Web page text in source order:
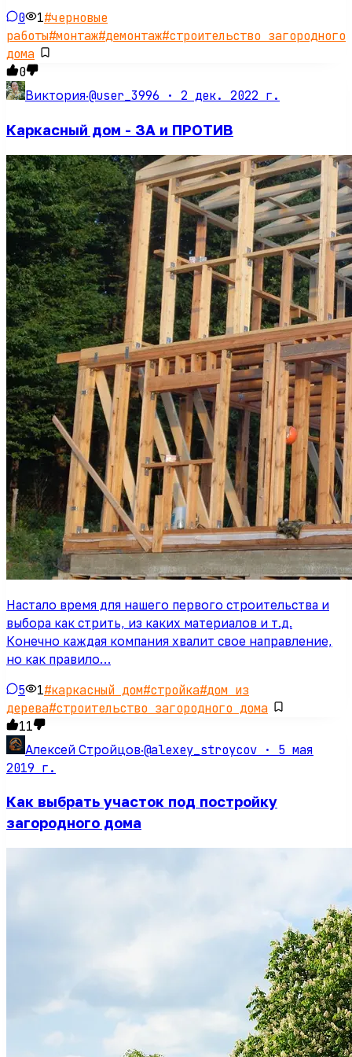
0 1#черновые
работы#монтаж#демонтаж#строительство загородного
дома
0
Виктория·@user_3996 · 2 дек. 2022 г.
Каркасный дом - ЗА и ПРОТИВ
Настало время для нашего первого строительства и
выбора как стрить, из каких материалов и т.д.
Конечно каждая компания хвалит свое направление,
но как правило…
5 1#каркасный дом#стройка#дом из
дерева#строительство загородного дома
11
Алексей Стройцов·@alexey_stroycov · 5 мая
2019 г.
Как выбрать участок под постройку
загородного дома